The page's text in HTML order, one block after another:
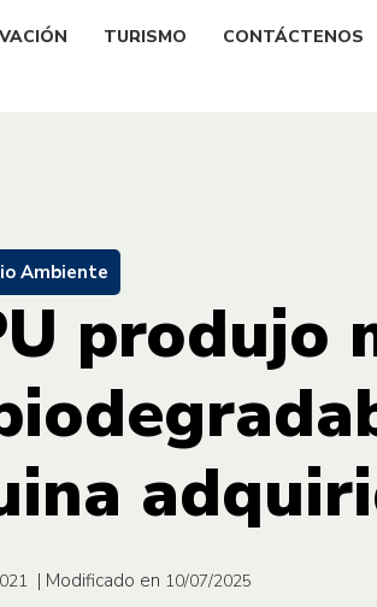
TURISMO CONTÁCTENOS
Ambiente
produjo
| Modificado en 10/07/2025